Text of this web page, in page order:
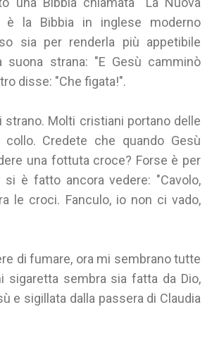
è la Bibbia in inglese moderno
sia per renderla più appetibile
suona strana: "E Gesù camminò
disse: "Che figata!".
strano. Molti cristiani portano delle
Credete che quando Gesù
una fottuta croce? Forse è per
è fatto ancora vedere: "Cavolo,
le croci. Fanculo, io non ci vado,
di fumare, ora mi sembrano tutte
sigaretta sembra sia fatta da Dio,
e sigillata dalla passera di Claudia